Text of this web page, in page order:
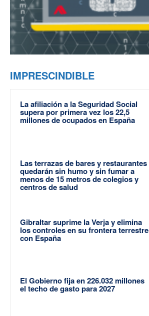
IMPRESCINDIBLE
La afiliación a la Seguridad Social
supera por primera vez los 22,5
millones de ocupados en España
Las terrazas de bares y restaurantes
quedarán sin humo y sin fumar a
menos de 15 metros de colegios y
centros de salud
Gibraltar suprime la Verja y elimina
los controles en su frontera terrestre
con España
El Gobierno fija en 226.032 millones
el techo de gasto para 2027